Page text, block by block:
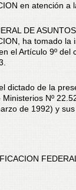
en atención a
DE
ha tomado
el Artículo 9º del
dictado de la
Nº
de 1992) y